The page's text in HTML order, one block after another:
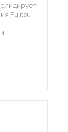
Fujitsu